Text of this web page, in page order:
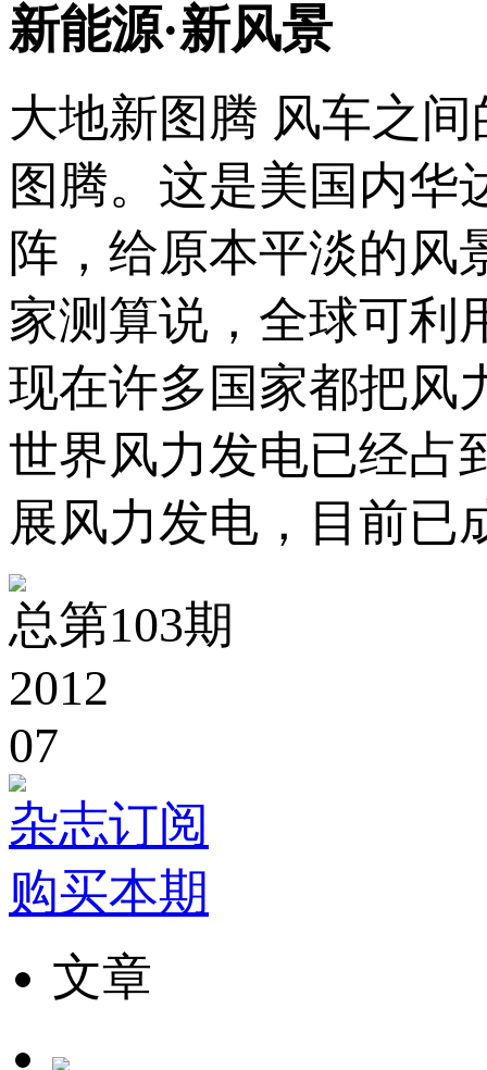
新能源·新风景
大地新图腾 风车之
图腾。这是美国内华
阵，给原本平淡的风
家测算说，全球可利
现在许多国家都把风
世界风力发电已经占
展风力发电，目前已
总第103期
2012
07
杂志订阅
购买本期
文章